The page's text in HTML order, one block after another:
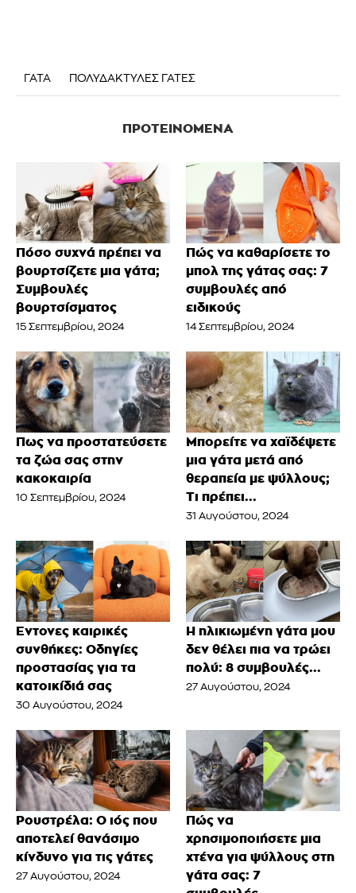
ΓΑΤΑ ΠΟΛΥΔΑΚΤΥΛΕΣ ΓΑΤΕΣ
ΠΡΟΤΕΙΝΌΜΕΝΑ
Πόσο συχνά πρέπει να
βουρτσίζετε μια γάτα;
Συμβουλές
βουρτσίσματος
15 Σεπτεμβρίου, 2024
Πώς να καθαρίσετε το
μπολ της γάτας σας: 7
συμβουλές από
ειδικούς
14 Σεπτεμβρίου, 2024
Πως να προστατεύσετε
τα ζώα σας στην
κακοκαιρία
10 Σεπτεμβρίου, 2024
Μπορείτε να χαϊδέψετε
μια γάτα μετά από
θεραπεία με ψύλλους;
Τι πρέπει...
31 Αυγούστου, 2024
Έντονες καιρικές
συνθήκες: Οδηγίες
προστασίας για τα
κατοικίδιά σας
30 Αυγούστου, 2024
Η ηλικιωμένη γάτα μου
δεν θέλει πια να τρώει
πολύ: 8 συμβουλές...
27 Αυγούστου, 2024
Ρουστρέλα: Ο ιός που
αποτελεί θανάσιμο
κίνδυνο για τις γάτες
27 Αυγούστου, 2024
Πώς να
χρησιμοποιήσετε μια
χτένα για ψύλλους στη
γάτα σας: 7